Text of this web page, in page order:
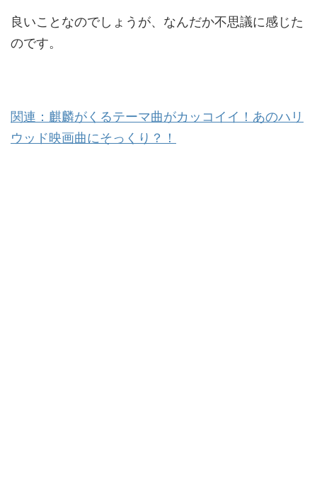
良いことなのでしょうが、なんだか不思議に感じた
のです。
関連：麒麟がくるテーマ曲がカッコイイ！あのハリ
ウッド映画曲にそっくり？！